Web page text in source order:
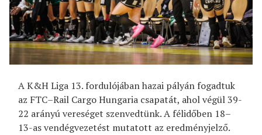
A K&H Liga 13. fordulójában hazai pályán fogadtuk
az FTC–Rail Cargo Hungaria csapatát, ahol végül 39-
22 arányú vereséget szenvedtünk. A félidőben 18–
13-as vendégvezetést mutatott az eredményjelző.